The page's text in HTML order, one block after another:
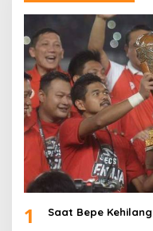
1 Saat Bepe